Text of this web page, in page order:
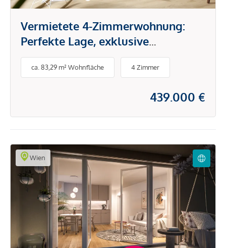
Vermietete 4-Zimmerwohnung:
Perfekte Lage, exklusive
Ausstattung: Vermietete Wohnung
am Bienefeld
ca. 83,29 m² Wohnfläche 4 Zimmer
439.000 €
Wien